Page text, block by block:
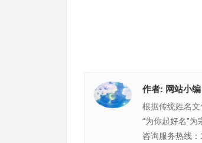
作者: 网站小编
根据传统姓名
“为你起好名”
咨询服务热线